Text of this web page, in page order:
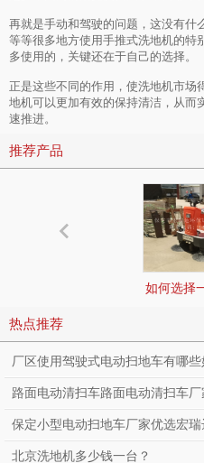
再就是手动和驾驶的问题，这没有什
等等很多地方使用手推式洗地机的特
多使用的，关键还在于自己的选择。
正是这些不同的作用，使洗地机市场
地机可以更加有效的保持清洁，从而
速推进。
推荐产品
如何选择
热点推荐
厂区使用驾驶式电动扫地车有哪些
路面电动清扫车路面电动清扫车
保定小型电动扫地车厂家优选宏
北京洗地机多少钱一台？